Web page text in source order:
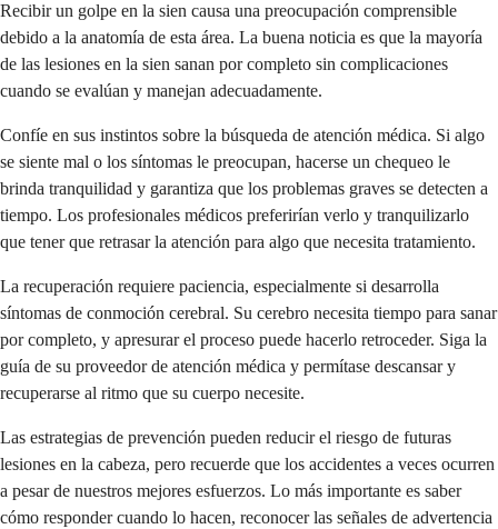
Recibir un golpe en la sien causa una preocupación comprensible
debido a la anatomía de esta área. La buena noticia es que la mayoría
de las lesiones en la sien sanan por completo sin complicaciones
cuando se evalúan y manejan adecuadamente.
Confíe en sus instintos sobre la búsqueda de atención médica. Si algo
se siente mal o los síntomas le preocupan, hacerse un chequeo le
brinda tranquilidad y garantiza que los problemas graves se detecten a
tiempo. Los profesionales médicos preferirían verlo y tranquilizarlo
que tener que retrasar la atención para algo que necesita tratamiento.
La recuperación requiere paciencia, especialmente si desarrolla
síntomas de conmoción cerebral. Su cerebro necesita tiempo para sanar
por completo, y apresurar el proceso puede hacerlo retroceder. Siga la
guía de su proveedor de atención médica y permítase descansar y
recuperarse al ritmo que su cuerpo necesite.
Las estrategias de prevención pueden reducir el riesgo de futuras
lesiones en la cabeza, pero recuerde que los accidentes a veces ocurren
a pesar de nuestros mejores esfuerzos. Lo más importante es saber
cómo responder cuando lo hacen, reconocer las señales de advertencia